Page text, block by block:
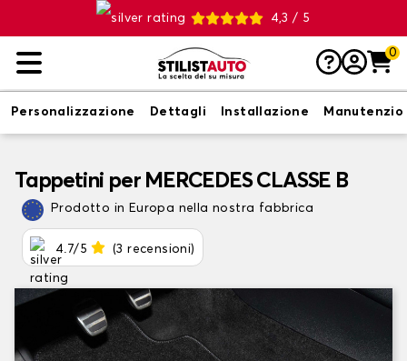
4,3 / 5
0
Personalizzazione Dettagli Installazione
Tappetini per MERCEDES CLASSE B
Prodotto in Europa nella nostra fabbrica
4.7/5 (3 recensioni)